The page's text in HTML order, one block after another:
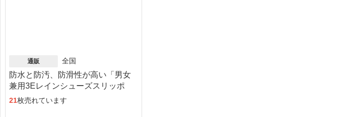
通販 全国
防水と防汚、防滑性が高い「男女
兼用3Eレインシューズスリッポ
ン」
21枚売れています